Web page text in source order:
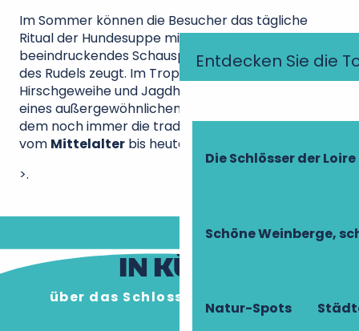
Entdecken Sie die
Die Schlösser der Loire
Schöne Weinberge,
Natur-Spots
Im Sommer können die Besucher das tägliche
Ritual der Hundesuppe miterleben, ein
beeindruckendes Schauspiel, das von der Disziplin
des Rudels zeugt. Im Trophäensaal erzählen
Hirschgeweihe und Jagdhörner die Geschichte
eines außergewöhnlichen
dem noch immer die traditionellen Klingeltöne
vom Mittelalter bis heute erklingen.
>.
IN KÜRZE
über das Schloss Champchevrier